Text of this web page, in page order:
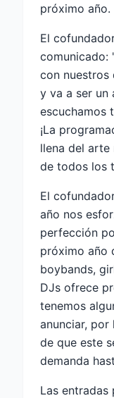
próximo año.
El
comunicado:
con nuestros
y va a ser un
escuchamos
¡La
llena del
de todos los
El
año nos
perfección
próximo año
boybands,
DJs ofrece
tenemos
anunciar, por
de que este
demanda
Las